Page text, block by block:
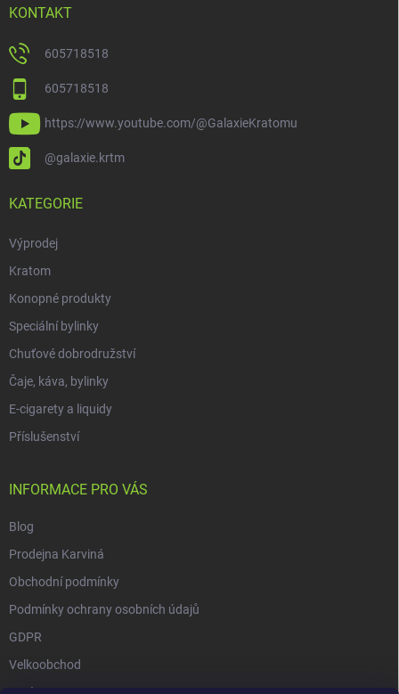
KONTAKT
605718518
605718518
https://www.youtube.com/@GalaxieKratomu
@galaxie.krtm
KATEGORIE
Výprodej
Kratom
Konopné produkty
Speciální bylinky
Chuťové dobrodružství
Čaje, káva, bylinky
E-cigarety a liquidy
Příslušenství
INFORMACE PRO VÁS
Blog
Prodejna Karviná
Obchodní podmínky
Podmínky ochrany osobních údajů
GDPR
Velkoobchod